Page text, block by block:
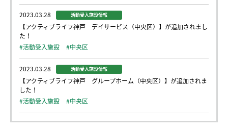
2023.03.28 活動受入施設情報
【アクティブライフ神戸 デイサービス（中央区）】が追加されまし
た！
#活動受入施設
#中央区
2023.03.28 活動受入施設情報
【アクティブライフ神戸 グループホーム（中央区）】が追加されま
した！
#活動受入施設
#中央区